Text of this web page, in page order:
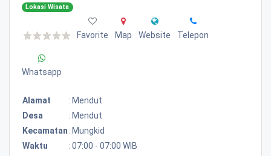
Lokasi Wisata
Favorite Map Website Telepon
Whatsapp
Alamat : Mendut
Desa
: Mendut
Kecamatan : Mungkid
Waktu
:07:00 - 07:00 WIB